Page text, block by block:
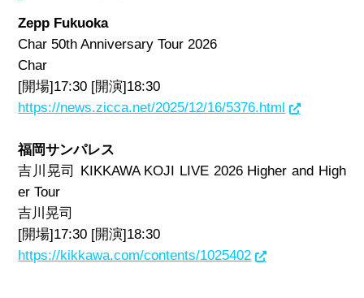
Zepp Fukuoka
Char 50th Anniversary Tour 2026
Char
[開場]17:30 [開演]18:30
https://news.zicca.net/2025/12/16/5376.html
福岡サンパレス
吉川晃司 KIKKAWA KOJI LIVE 2026 Higher and High
er Tour
吉川晃司
[開場]17:30 [開演]18:30
https://kikkawa.com/contents/1025402